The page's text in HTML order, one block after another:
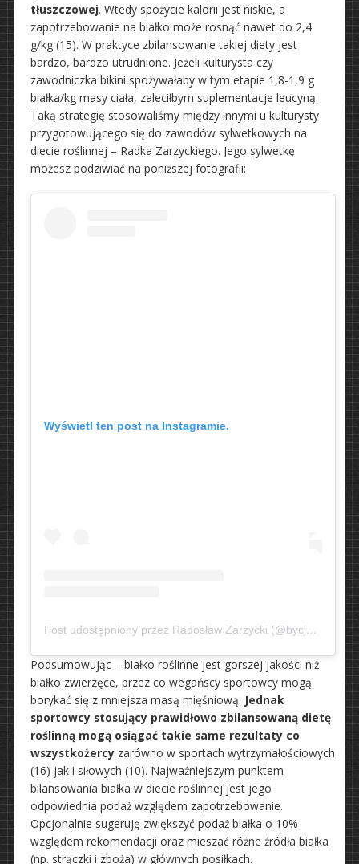
tłuszczowej. Wtedy spożycie kalorii jest niskie, a
zapotrzebowanie na białko może rosnąć nawet do 2,4
g/kg (15). W praktyce zbilansowanie takiej diety jest
bardzo, bardzo utrudnione. Jeżeli kulturysta czy
zawodniczka bikini spożywałaby w tym etapie 1,8-1,9 g
białka/kg masy ciała, zaleciłbym suplementacje leucyną.
Taką strategię stosowaliśmy między innymi u kulturysty
przygotowującego się do zawodów sylwetkowych na
diecie roślinnej – Radka Zarzyckiego. Jego sylwetkę
możesz podziwiać na poniższej fotografii:
Wyświetl ten post na Instagramie.
Post udostępniony przez Radosław Zarzycki (@bycjakherkules)
Podsumowując – białko roślinne jest gorszej jakości niż
białko zwierzęce, przez co wegańscy sportowcy mogą
borykać się z mniejsza masą mięśniową. Jednak
sportowcy stosujący prawidłowo zbilansowaną dietę
roślinną mogą osiągać takie same rezultaty co
wszystkożercyzarówno w sportach wytrzymałościowych
(16) jak i siłowych (10). Najważniejszym punktem
bilansowania białka w diecie roślinnej jest jego
odpowiednia podaż względem zapotrzebowanie.
Opcjonalnie sugeruję zwiększyć podaż białka o 10%
względem rekomendacji oraz mieszać różne źródła białka
(np. strączki i zboża) w głównych posiłkach.